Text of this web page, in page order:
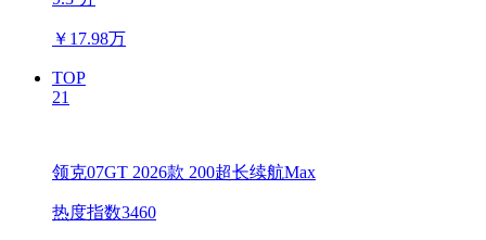
￥ 17.98万
TOP
21
领克07GT 2026款 200超长续航Max
热度指数3460